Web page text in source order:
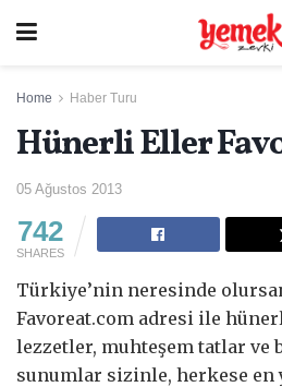
Home Haber Turu
Hünerli Eller
05 Ağustos 2013
742
SHARES
Türkiye’nin neresinde
Favoreat.com adresi ile
lezzetler, muhteşem tatlar ve
sunumlar sizinle, herkese en